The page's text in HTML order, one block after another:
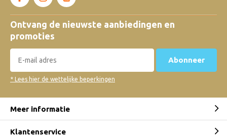
Ontvang de nieuwste aanbiedingen en
promoties
Abonneer
* Lees hier de wettelijke beperkingen
Meer informatie
Klantenservice